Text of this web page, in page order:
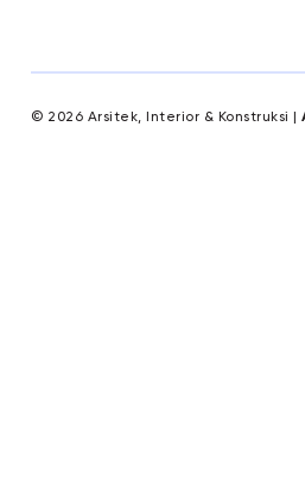
© 2026 Arsitek, Interior & Konstruksi |